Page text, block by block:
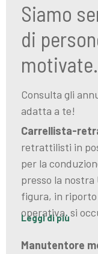
Siamo
di
motivate.
Consulta gli
adatta a te!
Carrellista-
retrattilisti in
per la
presso la
figura, in riporto
operativa, si
Leggi di più
Manutentore